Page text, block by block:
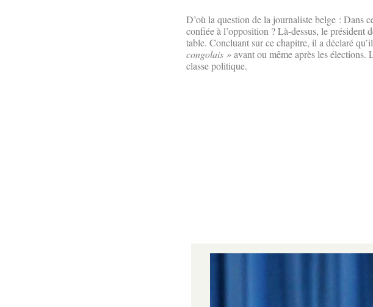
D’où la question de la journaliste belge : Dans
confiée à l’opposition ? Là-dessus, le président
table. Concluant sur ce chapitre, il a déclaré
congolais »avant ou même après les
classe politique.